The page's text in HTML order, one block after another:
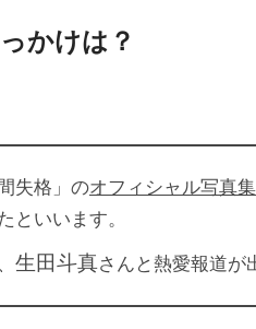
かけは？
失格」のオフィシャル写真
といいます。
生田斗真さんと熱愛報道